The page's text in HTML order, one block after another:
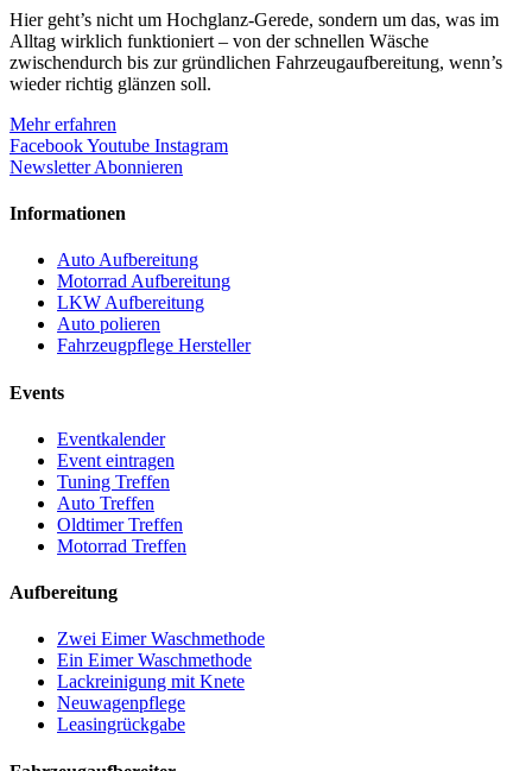
Hier geht’s nicht um Hochglanz-Gerede, sondern um das, was im
Alltag wirklich funktioniert – von der schnellen Wäsche
zwischendurch bis zur gründlichen Fahrzeugaufbereitung, wenn’s
wieder richtig glänzen soll.
Mehr erfahren
FacebookYoutube Instagram
Newsletter Abonnieren
Informationen
Auto Aufbereitung
Motorrad Aufbereitung
LKW Aufbereitung
Auto polieren
Fahrzeugpflege Hersteller
Events
Eventkalender
Event eintragen
Tuning Treffen
Auto Treffen
Oldtimer Treffen
Motorrad Treffen
Aufbereitung
Zwei Eimer Waschmethode
Ein Eimer Waschmethode
Lackreinigung mit Knete
Neuwagenpflege
Leasingrückgabe